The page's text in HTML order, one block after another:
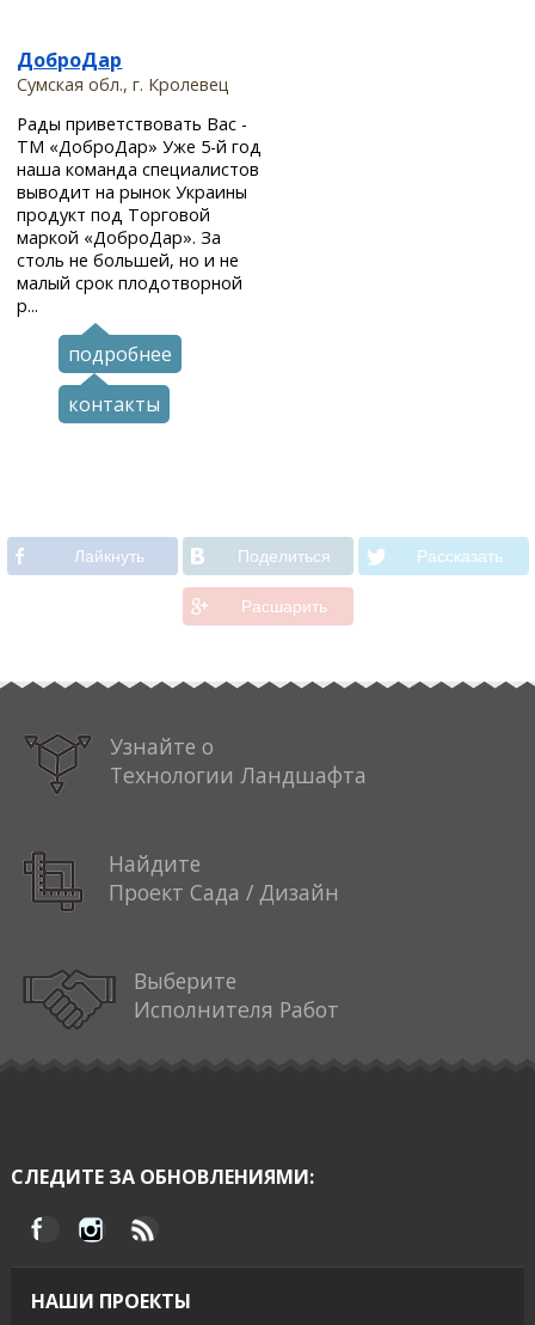
ДоброДар
Сумская обл., г. Кролевец
Рады приветствовать Вас -
ТМ «ДоброДар» Уже 5-й год
наша команда специалистов
выводит на рынок Украины
продукт под Торговой
маркой «ДоброДар». За
столь не большей, но и не
малый срок плодотворной
р...
подробнее
контакты
Лайкнуть Поделиться Рассказать
Расшарить
Узнайте о
Технологии Ландшафта
Найдите
Проект Сада / Дизайн
Выберите
Исполнителя Работ
СЛЕДИТЕ ЗА ОБНОВЛЕНИЯМИ:
НАШИ ПРОЕКТЫ